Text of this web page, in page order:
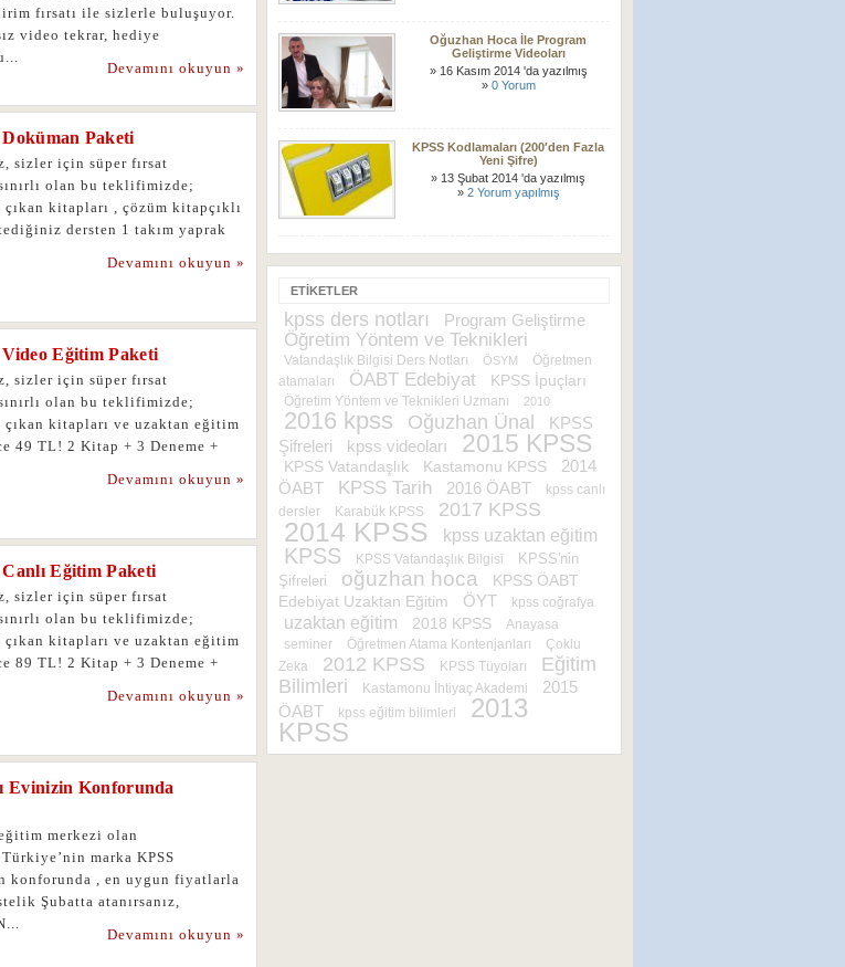
fırsatı ile sizlerle buluşuyor.
video tekrar, hediye
Devamını okuyun »
Paketi
sizler için süper fırsat
olan bu teklifimizde;
kitapları , çözüm kitapçıklı
dersten 1 takım yaprak
Devamını okuyun »
Eğitim Paketi
sizler için süper fırsat
olan bu teklifimizde;
çıkan kitapları ve uzaktan eğitim
49 TL! 2 Kitap + 3 Deneme +
Devamını okuyun »
Eğitim Paketi
sizler için süper fırsat
olan bu teklifimizde;
çıkan kitapları ve uzaktan eğitim
89 TL! 2 Kitap + 3 Deneme +
Devamını okuyun »
Evinizin Konforunda
merkezi olan
marka KPSS
konforunda , en uygun fiyatlarla
Şubatta atanırsanız,
Devamını okuyun »
Oğuzhan Hoca İle Program
Geliştirme Videoları
» 16 Kasım 2014 'da yazılmış
» 0 Yorum
KPSS Kodlamaları (200′den Fazla
Yeni Şifre)
» 13 Şubat 2014 'da yazılmış
» 2 Yorum yapılmış
ETIKETLER
kpss ders notları Program Geliştirme
Öğretim Yöntem ve Teknikleri
Vatandaşlık Bilgisi Ders Notları ÖSYM
Öğretmen
atamaları
ÖABT Edebiyat KPSS İpuçları
Öğretim Yöntem ve Teknikleri Uzmanı 2010
2016 kpss Oğuzhan Ünal
KPSS
Şifreleri
kpss videoları 2015 KPSS
KPSS Vatandaşlık Kastamonu KPSS
2014
ÖABT
KPSS Tarih 2016 ÖABT
kpss canlı
dersler
Karabük KPSS 2017 KPSS
2014 KPSS kpss uzaktan eğitim
KPSS KPSS Vatandaşlık Bilgisi
KPSS'nin
Şifreleri
oğuzhan hoca
KPSS ÖABT
Edebiyat Uzaktan Eğitim
ÖYT kpss coğrafya
uzaktan eğitim 2018 KPSS
Anayasa
seminer
Öğretmen Atama Kontenjanları
Çoklu
Zeka
2012 KPSS KPSS Tüyoları
Eğitim
Bilimleri
Kastamonu İhtiyaç Akademi
2015
ÖABT
kpss eğitim bilimleri
2013
KPSS